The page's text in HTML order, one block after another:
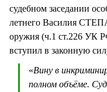
судебном заседании
летнего Василия
оружия (ч.1 ст.226 УК
вступил в законную
«Вину в
полном объёме.